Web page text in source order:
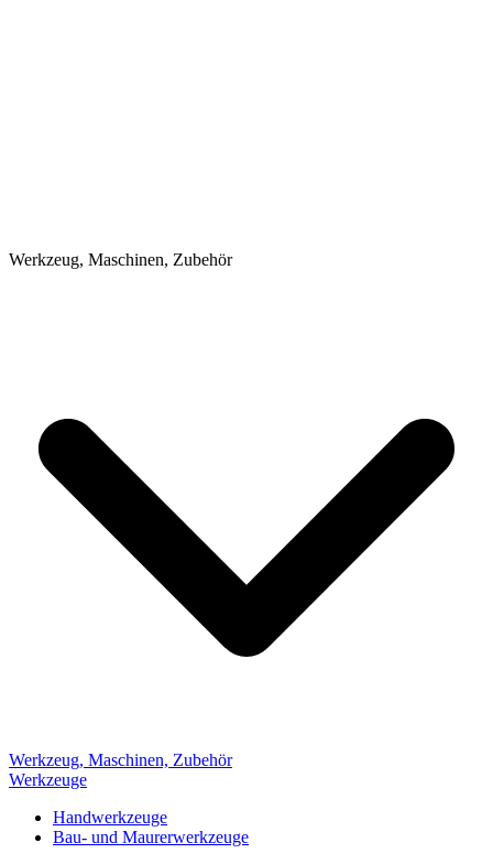
Werkzeug, Maschinen, Zubehör
Werkzeug, Maschinen, Zubehör
Werkzeuge
Handwerkzeuge
Bau- und Maurerwerkzeuge